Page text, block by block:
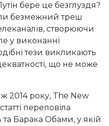
бере це безглуздя?
безмежний треш
створюючи
у виконанні
тези викликають
що не може
ж 2014 року, The New
переповіла
Барака Обами, у якій